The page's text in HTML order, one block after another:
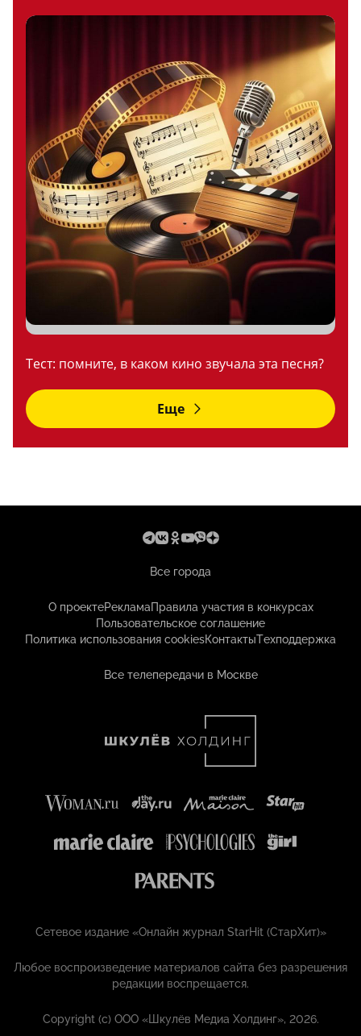
Тест: помните, в каком кино звучала эта песня?
Еще
Все города
О проектеРекламаПравила участия в конкурсах
Пользовательское соглашение
Политика использования cookiesКонтактыТехподдержка
Все телепередачи в Москве
Сетевое издание «Онлайн журнал StarHit (СтарХит)»
Любое воспроизведение материалов сайта без разрешения
редакции воспрещается.
Copyright (с) ООО «Шкулёв Медиа Холдинг», 2026.